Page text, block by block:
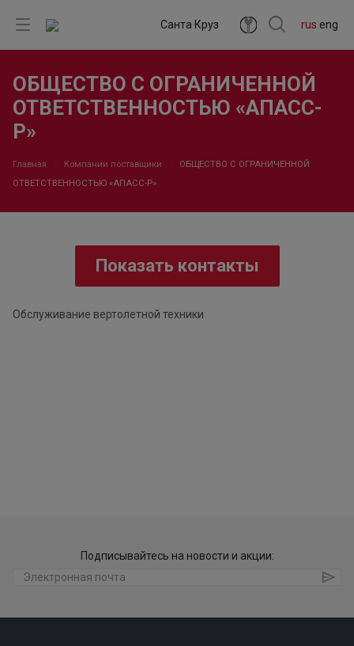
rus eng
Санта Круз
ОБЩЕСТВО С ОГРАНИЧЕННОЙ
ОТВЕТСТВЕННОСТЬЮ «АПАСС-
Р»
Главная Компании поставщики
ОБЩЕСТВО С ОГРАНИЧЕННОЙ
ОТВЕТСТВЕННОСТЬЮ «АПАСС-Р»
Показать контакты
Обслуживание вертолетной техники
Подписывайтесь на новости и акции: